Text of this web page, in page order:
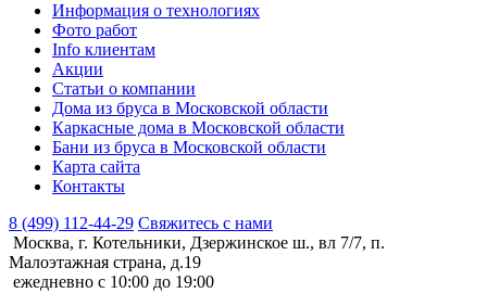
Информация о технологиях
Фото работ
Info клиентам
Акции
Статьи о компании
Дома из бруса в Московской области
Каркасные дома в Московской области
Бани из бруса в Московской области
Карта сайта
Контакты
8 (499) 112-44-29 Свяжитесь с нами
Москва, г. Котельники, Дзержинское ш., вл 7/7, п.
Малоэтажная страна, д.19
ежедневно с 10:00 до 19:00